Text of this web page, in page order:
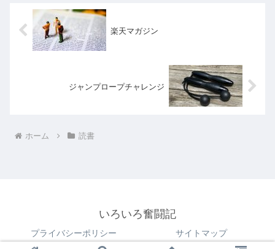
楽天マガジン
ジャンプロープチャレンジ
ホーム 読書
いろいろ奮闘記
プライバシーポリシー サイトマップ